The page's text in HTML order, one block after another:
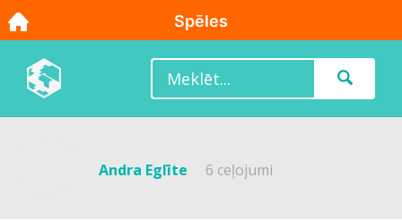
Andra Eglīte 6 ceļojumi